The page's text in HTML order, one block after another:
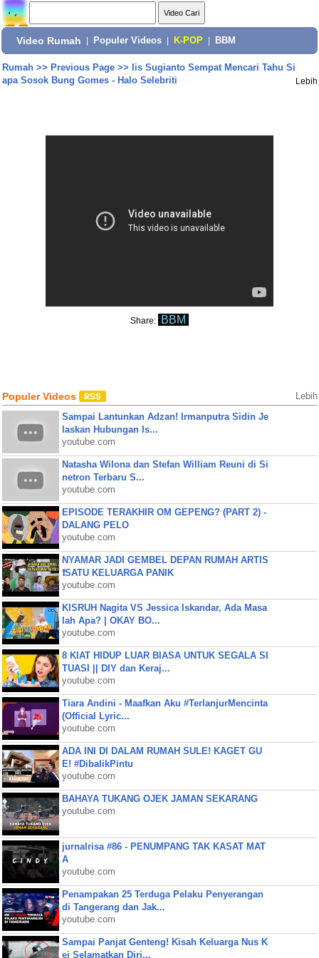
Video Rumah Populer Videos K-POP BBM
Rumah>> Previous Page>>
Iis Sugianto Sempat Mencari Tahu Si
apa Sosok Bung Gomes - Halo Selebriti
Lebih
Share: BBM
Populer Videos Lebih
Sampai Lantunkan Adzan! Irmanputra Sidin Je
laskan Hubungan Is...
youtube.com
Natasha Wilona dan Stefan William Reuni di Si
netron Terbaru S...
youtube.com
EPISODE TERAKHIR OM GEPENG? (PART 2) -
DALANG PELO
youtube.com
NYAMAR JADI GEMBEL DEPAN RUMAH ARTIS
❗SATU KELUARGA PANIK
youtube.com
KISRUH Nagita VS Jessica Iskandar, Ada Masa
lah Apa? | OKAY BO...
youtube.com
8 KIAT HIDUP LUAR BIASA UNTUK SEGALA SI
TUASI || DIY dan Keraj...
youtube.com
Tiara Andini - Maafkan Aku #TerlanjurMencinta
(Official Lyric...
youtube.com
ADA INI DI DALAM RUMAH SULE! KAGET GU
E! #DibalikPintu
youtube.com
BAHAYA TUKANG OJEK JAMAN SEKARANG
youtube.com
jurnalrisa #86 - PENUMPANG TAK KASAT MAT
A
youtube.com
Penampakan 25 Terduga Pelaku Penyerangan
di Tangerang dan Jak...
youtube.com
Sampai Panjat Genteng! Kisah Keluarga Nus K
ei Selamatkan Diri...